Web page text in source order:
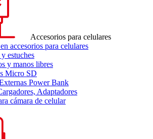
Accesorios para celulares
accesorios para celulares
estuches
y manos libres
Micro SD
Power Bank
Adaptadores
cámara de celular